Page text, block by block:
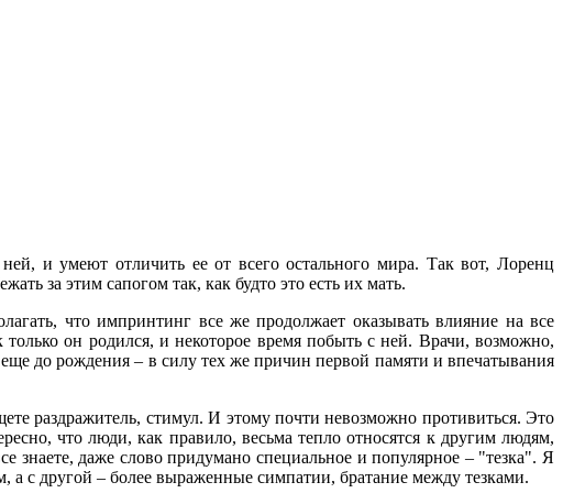
и умеют отличить ее от всего остального мира. Так вот, Лоренц
за этим сапогом так, как будто это есть их мать.
что импринтинг все же продолжает оказывать влияние на все
только он родился, и некоторое время побыть с ней. Врачи, возможно,
до рождения – в силу тех же причин первой памяти и впечатывания
раздражитель, стимул. И этому почти невозможно противиться. Это
что люди, как правило, весьма тепло относятся к другим людям,
знаете, даже слово придумано специальное и популярное – "тезка". Я
с другой – более выраженные симпатии, братание между тезками.